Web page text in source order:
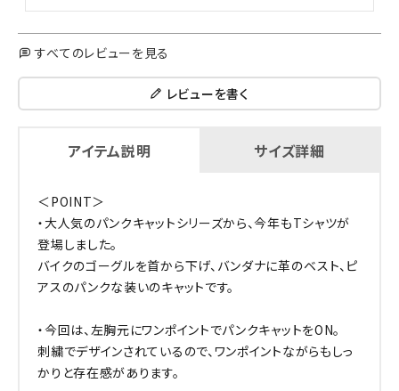
すべてのレビューを見る
レビューを書く
アイテム説明 サイズ詳細
＜POINT＞
・大人気のパンクキャットシリーズから、今年もTシャツが
登場しました。
バイクのゴーグルを首から下げ、バンダナに革のベスト、ピ
アスのパンクな装いのキャットです。
・今回は、左胸元にワンポイントでパンクキャットをON。
刺繍でデザインされているので、ワンポイントながらもしっ
かりと存在感があります。